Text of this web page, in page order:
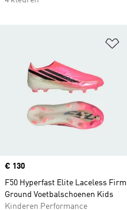
Price
€ 130
F50 Hyperfast Elite Laceless Firm
Ground Voetbalschoenen Kids
Kinderen Performance